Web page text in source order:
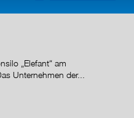
„Elefant“ am
Unternehmen der...